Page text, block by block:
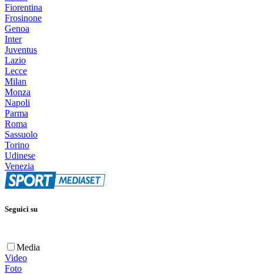
Fiorentina
Frosinone
Genoa
Inter
Juventus
Lazio
Lecce
Milan
Monza
Napoli
Parma
Roma
Sassuolo
Torino
Udinese
Venezia
Seguici su
Media
Video
Foto